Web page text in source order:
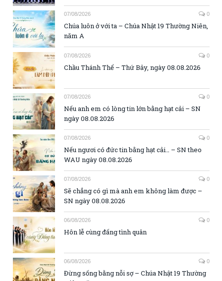
07/08/2026 0
Chúa luôn ở với ta – Chúa Nhật 19 Thường Niên,
năm A
07/08/2026 0
Chầu Thánh Thể – Thứ Bảy, ngày 08.08.2026
07/08/2026 0
Nếu anh em có lòng tin lớn bằng hạt cải – SN
ngày 08.08.2026
07/08/2026 0
Nếu ngươi có đức tin bằng hạt cải… – SN theo
WAU ngày 08.08.2026
07/08/2026 0
Sẽ chẳng có gì mà anh em không làm được –
SN ngày 08.08.2026
06/08/2026 0
Hôn lễ cùng đấng tình quân
06/08/2026 0
Đừng sống bằng nỗi sợ – Chúa Nhật 19 Thường